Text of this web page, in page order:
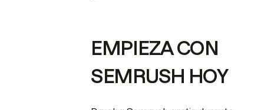
EMPIEZA CON
SEMRUSH HOY